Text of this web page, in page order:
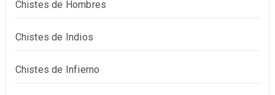
Chistes de Hombres
Chistes de Indios
Chistes de Infierno